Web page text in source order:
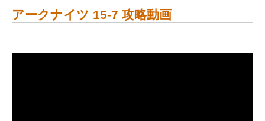
アークナイツ 15-7 攻略動画